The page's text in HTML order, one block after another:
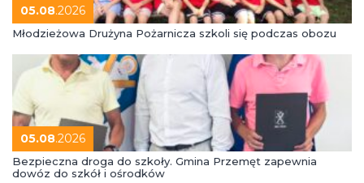
05.08.2026
Młodzieżowa Drużyna Pożarnicza szkoli się podczas obozu
05.08.2026
Bezpieczna droga do szkoły. Gmina Przemęt zapewnia
dowóz do szkół i ośrodków